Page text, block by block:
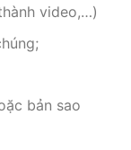
video,…)
bản sao